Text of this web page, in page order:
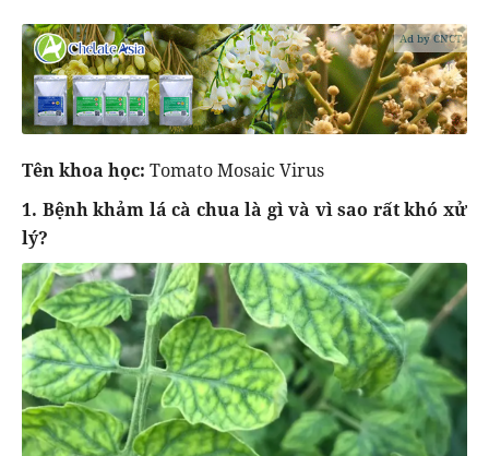
Ad by CNCT
Tên khoa học: Tomato Mosaic Virus
1. Bệnh khảm lá cà chua là gì và vì sao rất khó xử
lý?